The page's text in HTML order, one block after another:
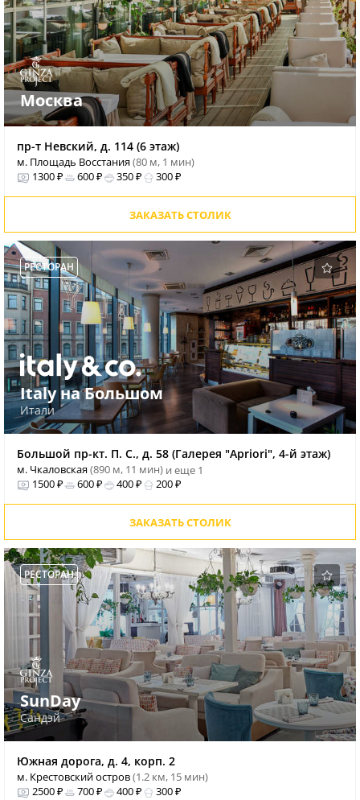
Москва
пр-т Невский, д. 114 (6 этаж)
м. Площадь Восстания(80 м, 1 мин)
1300 ₽
600 ₽ 350 ₽ 300 ₽
ЗАКАЗАТЬ СТОЛИК
РЕСТОРАН
Italy на Большом
Итали
Большой пр-кт. П. С., д. 58 (Галерея "Apriori", 4-й этаж)
м. Чкаловская(890 м, 11 мин) и еще 1
1500 ₽
600 ₽ 400 ₽ 200 ₽
ЗАКАЗАТЬ СТОЛИК
РЕСТОРАН
SunDay
Сандэй
Южная дорога, д. 4, корп. 2
м. Крестовский остров(1.2 км, 15 мин)
2500 ₽
700 ₽ 400 ₽ 300 ₽